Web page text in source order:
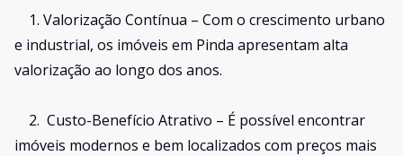
1. Valorização Contínua – Com o crescimento urbano
e industrial, os imóveis em Pinda apresentam alta
valorização ao longo dos anos.
2. Custo-Benefício Atrativo – É possível encontrar
imóveis modernos e bem localizados com preços mais